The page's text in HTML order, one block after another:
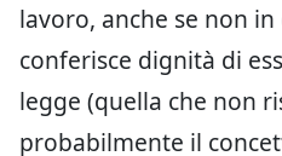
lavoro, anche se non in
conferisce dignità di
legge (quella che non
probabilmente il